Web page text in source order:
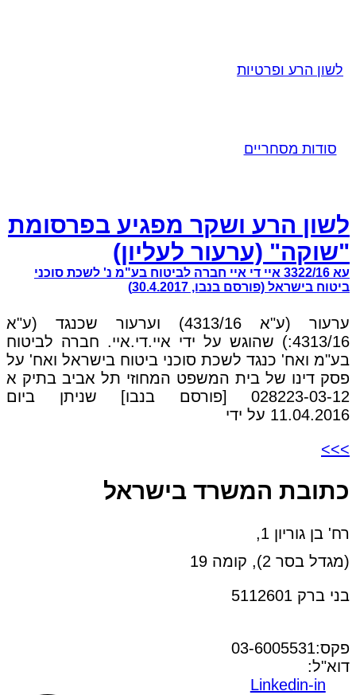
לשון הרע ופרטיות
סודות מסחריים
לשון הרע ושקר מפגיע בפרסומת
"שוקה" (ערעור לעליון)
עא 3322/16 איי די איי חברה לביטוח בע"מ נ' לשכת סוכני
ביטוח בישראל (פורסם בנבו, 30.4.2017)
ערעור (ע"א 4313/16) וערעור שכנגד (ע"א
4313/16:) שהוגש על ידי איי.די.איי. חברה לביטוח
בע"מ ואח' כנגד לשכת סוכני ביטוח בישראל ואח' על
פסק דינו של בית המשפט המחוזי תל אביב בתיק א
028223-03-12 [פורסם בנבו] שניתן ביום
11.04.2016 על ידי
>>>
כתובת המשרד בישראל
רח' בן גוריון 1,
(מגדל בסר 2), קומה 19
בני ברק 5112601
פקס:03-6005531
דוא"ל:
Linkedin-in